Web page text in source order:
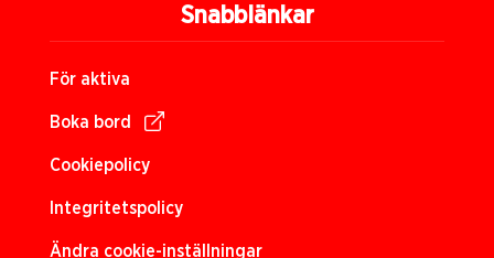
Snabblänkar
För aktiva
Boka bord
Cookiepolicy
Integritetspolicy
Ändra cookie-inställningar